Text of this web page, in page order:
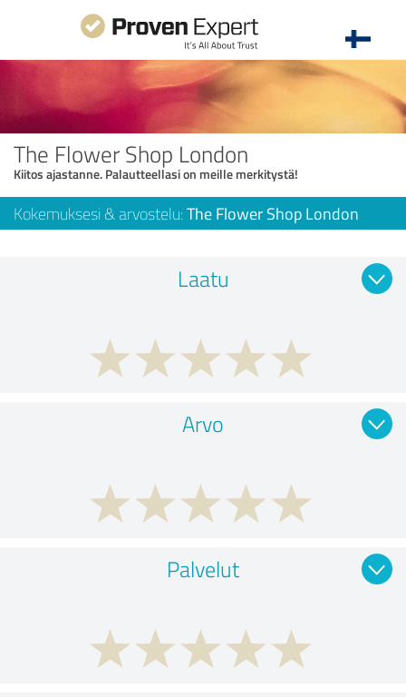
The Flower Shop London
Kiitos ajastanne. Palautteellasi on meille merkitystä!
Kokemuksesi & arvostelu: The Flower Shop London
Laatu
Arvo
Palvelut